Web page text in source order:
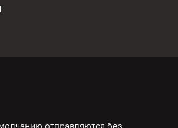
отправляются без